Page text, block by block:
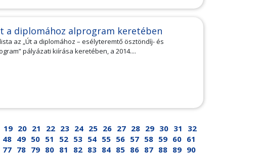
a diplomához alprogram keretében
az „Út a diplomához – esélyteremtő ösztöndíj- és
pályázati kiírása keretében, a 2014....
19 20 21 22 23 24 25 26 27 28 29 30 31
32
48 49 50 51 52 53 54 55 56 57 58 59 60 61
77 78 79 80 81 82 83 84 85 86 87 88 89 90